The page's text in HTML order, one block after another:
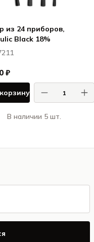
из 24 приборов,
Black 18%
₽
В наличии 5 шт.